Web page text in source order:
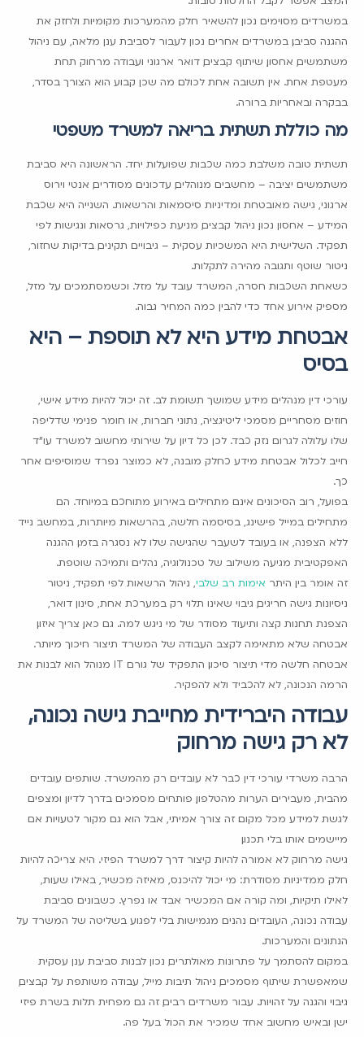
במשרדים מסוימים נכון להשאיר חלק מהמערכות מקומיות ולחזק את
ההגנה סביבן. במשרדים אחרים נכון לעבור לסביבת ענן מלאה, עם ניהול
משתמשים, אחסון, שיתוף קבצים, דואר ארגוני ועבודה מרחוק תחת
מעטפת אחת. אין תשובה אחת לכולם. מה שכן קבוע הוא הצורך בסדר,
בבקרה ובאחריות ברורה.
מה כוללת תשתית בריאה למשרד משפטי
תשתית טובה משלבת כמה שכבות שפועלות יחד. הראשונה היא סביבת
משתמשים יציבה – מחשבים מנוהלים, עדכונים מסודרים, אנטי וירוס
ארגוני, גישה מאובטחת ומדיניות סיסמאות והרשאות. השנייה היא שכבת
המידע – אחסון נכון, ניהול קבצים, מניעת כפילויות, גרסאות ונגישות לפי
תפקיד. השלישית היא המשכיות עסקית – גיבויים תקינים, בדיקות שחזור,
ניטור שוטף ותגובה מהירה לתקלות.
כשאחת השכבות חסרה, המשרד עובד על מזל. וכשמסתמכים על מזל,
מספיק אירוע אחד כדי להבין כמה המחיר גבוה.
אבטחת מידע היא לא תוספת – היא
בסיס
עורכי דין מנהלים מידע שמושך תשומת לב. זה יכול להיות מידע אישי,
חוזים מסחריים, מסמכי ליטיגציה, נתוני חברות, או חומר פנימי שדליפה
שלו עלולה לגרום נזק כבד. לכן כל דיון על שירותי מחשוב למשרד עו"ד
חייב לכלול אבטחת מידע כחלק מובנה, לא כמוצר נפרד שמוסיפים אחר
כך.
בפועל, רוב הסיכונים אינם מתחילים באירוע מתוחכם במיוחד. הם
מתחילים במייל פישינג, בסיסמה חלשה, בהרשאות מיותרות, במחשב נייד
ללא הצפנה, או בעובד לשעבר שהגישה שלו לא נסגרה בזמן. ההגנה
האפקטיבית מגיעה משילוב של טכנולוגיה, נהלים ותמיכה שוטפת.
זה אומר בין היתר אימות רב שלבי , ניהול הרשאות לפי תפקיד, ניטור
ניסיונות גישה חריגים, גיבוי שאינו תלוי רק במערכת אחת, סינון דואר,
הצפנת תחנות קצה ותיעוד מסודר של מי ניגש למה. גם כאן, צריך איזון.
אבטחה שלא מתאימה לקצב העבודה של המשרד תיצור חיכוך מיותר.
אבטחה חלשה מדי תיצור סיכון. התפקיד של גורם IT מנוהל הוא לבנות את
הרמה הנכונה, לא להכביד ולא להפקיר.
עבודה היברידית מחייבת גישה נכונה,
לא רק גישה מרחוק
הרבה משרדי עורכי דין כבר לא עובדים רק מהמשרד. שותפים עובדים
מהבית, מעבירים הערות מהטלפון, פותחים מסמכים בדרך לדיון ומצפים
לגשת למידע מכל מקום. זה צורך אמיתי, אבל הוא גם מקור לטעויות אם
מיישמים אותו בלי תכנון.
גישה מרחוק לא אמורה להיות קיצור דרך למשרד הפיזי. היא צריכה להיות
חלק ממדיניות מסודרת: מי יכול להיכנס, מאיזה מכשיר, באילו שעות,
לאילו תיקיות, ומה קורה אם המכשיר אבד או נפרץ. כשבונים סביבת
עבודה נכונה, העובדים נהנים מגמישות בלי לפגוע בשליטה של המשרד על
הנתונים והמערכות.
במקום להסתמך על פתרונות מאולתרים, נכון לבנות סביבת ענן עסקית
שמאפשרת שיתוף מסמכים, ניהול תיבות מייל, עבודה משותפת על קבצים,
גיבוי והגנה על זהויות. עבור משרדים רבים, זה גם מפחית תלות בשרת פיזי
ישן ובאיש מחשוב אחד שמכיר את הכול בעל פה.